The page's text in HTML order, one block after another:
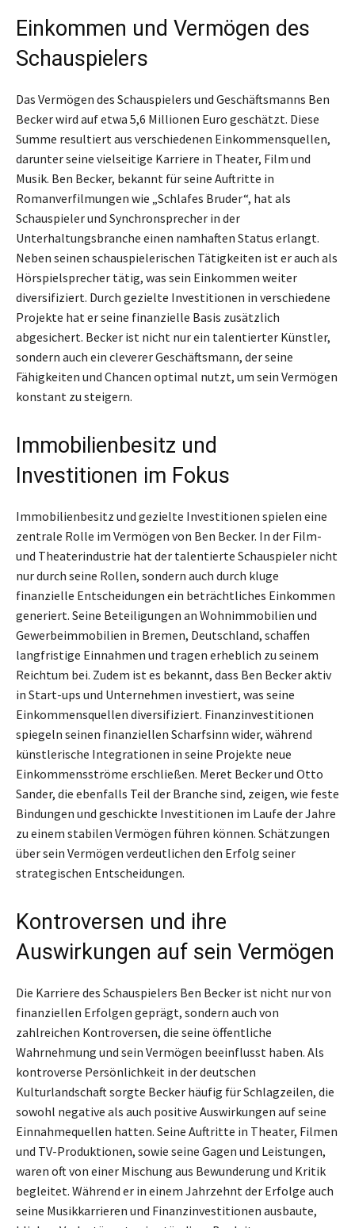
Einkommen und Vermögen des
Schauspielers
Das Vermögen des Schauspielers und Geschäftsmanns Ben
Becker wird auf etwa 5,6 Millionen Euro geschätzt. Diese
Summe resultiert aus verschiedenen Einkommensquellen,
darunter seine vielseitige Karriere in Theater, Film und
Musik. Ben Becker, bekannt für seine Auftritte in
Romanverfilmungen wie „Schlafes Bruder“, hat als
Schauspieler und Synchronsprecher in der
Unterhaltungsbranche einen namhaften Status erlangt.
Neben seinen schauspielerischen Tätigkeiten ist er auch als
Hörspielsprecher tätig, was sein Einkommen weiter
diversifiziert. Durch gezielte Investitionen in verschiedene
Projekte hat er seine finanzielle Basis zusätzlich
abgesichert. Becker ist nicht nur ein talentierter Künstler,
sondern auch ein cleverer Geschäftsmann, der seine
Fähigkeiten und Chancen optimal nutzt, um sein Vermögen
konstant zu steigern.
Immobilienbesitz und
Investitionen im Fokus
Immobilienbesitz und gezielte Investitionen spielen eine
zentrale Rolle im Vermögen von Ben Becker. In der Film-
und Theaterindustrie hat der talentierte Schauspieler nicht
nur durch seine Rollen, sondern auch durch kluge
finanzielle Entscheidungen ein beträchtliches Einkommen
generiert. Seine Beteiligungen an Wohnimmobilien und
Gewerbeimmobilien in Bremen, Deutschland, schaffen
langfristige Einnahmen und tragen erheblich zu seinem
Reichtum bei. Zudem ist es bekannt, dass Ben Becker aktiv
in Start-ups und Unternehmen investiert, was seine
Einkommensquellen diversifiziert. Finanzinvestitionen
spiegeln seinen finanziellen Scharfsinn wider, während
künstlerische Integrationen in seine Projekte neue
Einkommensströme erschließen. Meret Becker und Otto
Sander, die ebenfalls Teil der Branche sind, zeigen, wie feste
Bindungen und geschickte Investitionen im Laufe der Jahre
zu einem stabilen Vermögen führen können. Schätzungen
über sein Vermögen verdeutlichen den Erfolg seiner
strategischen Entscheidungen.
Kontroversen und ihre
Auswirkungen auf sein Vermögen
Die Karriere des Schauspielers Ben Becker ist nicht nur von
finanziellen Erfolgen geprägt, sondern auch von
zahlreichen Kontroversen, die seine öffentliche
Wahrnehmung und sein Vermögen beeinflusst haben. Als
kontroverse Persönlichkeit in der deutschen
Kulturlandschaft sorgte Becker häufig für Schlagzeilen, die
sowohl negative als auch positive Auswirkungen auf seine
Einnahmequellen hatten. Seine Auftritte in Theater, Filmen
und TV-Produktionen, sowie seine Gagen und Leistungen,
waren oft von einer Mischung aus Bewunderung und Kritik
begleitet. Während er in einem Jahrzehnt der Erfolge auch
seine Musikkarrieren und Finanzinvestitionen ausbaute,